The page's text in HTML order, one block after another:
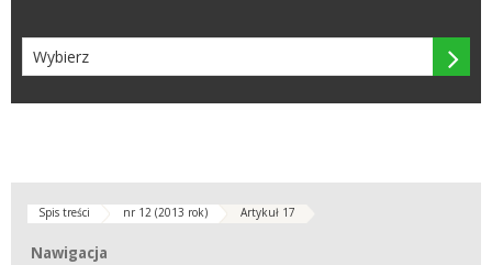

Spis treści nr 12 (2013 rok) Artykuł 17
Nawigacja
Nawigacja